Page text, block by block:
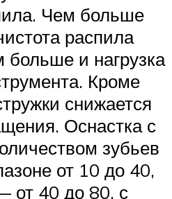
Чем больше
распила
и нагрузка
Кроме
снижается
Оснастка с
зубьев
от 10 до 40,
от 40 до 80, с